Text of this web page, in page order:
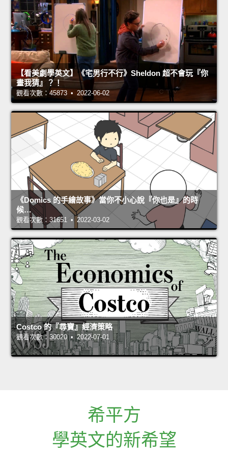
【看美劇學英文】《宅男行不行》Sheldon 超不會玩『你
畫我猜』？！
觀看次數：45873 • 2022-06-02
《Domics 的手繪故事》當你不小心說『你也是』的時
候…
觀看次數：31651 • 2022-03-02
Costco 的『尋寶』經濟策略
觀看次數：30020 • 2022-07-01
希平方
學英文的新希望